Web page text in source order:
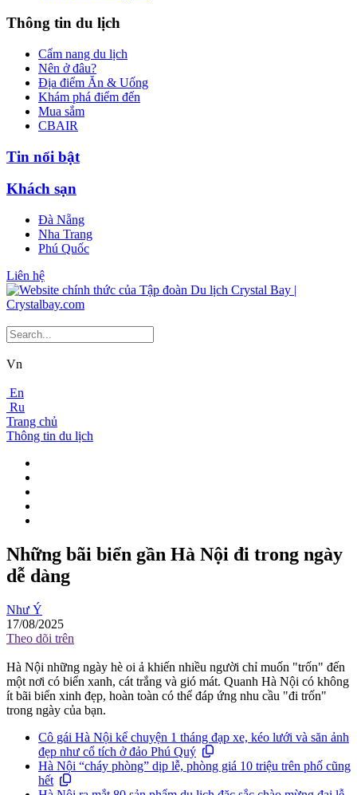
Thông tin du lịch
Cẩm nang du lịch
Nên ở đâu?
Địa điểm Ăn & Uống
Khám phá điểm đến
Mua sắm
CBAIR
Tin nổi bật
Khách sạn
Đà Nẵng
Nha Trang
Phú Quốc
Liên hệ
Vn
En
Ru
Trang chủ
Thông tin du lịch
Những bãi biển gần Hà Nội đi trong ngày
dễ dàng
Như Ý
17/08/2025
Theo dõi trên
Hà Nội những ngày hè oi ả khiến nhiều người chỉ muốn "trốn" đến
một nơi có biển xanh, cát trắng và gió mát. Quanh Hà Nội có không
ít bãi biển xinh đẹp, hoàn toàn có thể đáp ứng nhu cầu "đi trốn"
trong ngày của bạn.
Cô gái Hà Nội kể chuyện 1 tháng đạp xe, kéo lưới và săn ảnh
đẹp như cổ tích ở đảo Phú Quý
Hà Nội “cháy phòng” dịp lễ, phòng giá 10 triệu trên phố cũng
hết